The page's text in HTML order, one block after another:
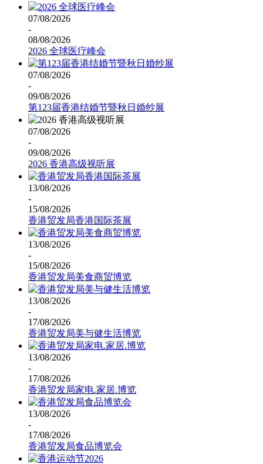
07/08/2026
-
08/08/2026
2026 全球医疗峰会
07/08/2026
-
09/08/2026
第123届香港结婚节暨秋日婚纱展
07/08/2026
-
09/08/2026
2026 香港高级视听展
13/08/2026
-
15/08/2026
香港贸发局香港国际茶展
13/08/2026
-
15/08/2026
香港贸发局美食商贸博览
13/08/2026
-
17/08/2026
香港贸发局美与健生活博览
13/08/2026
-
17/08/2026
香港贸发局家电.家居.博览
13/08/2026
-
17/08/2026
香港贸发局食品博览会